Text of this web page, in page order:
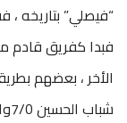
“فيصلي” بتاريخه
فبدا كفريق قادم
الأخر ، بعضهم